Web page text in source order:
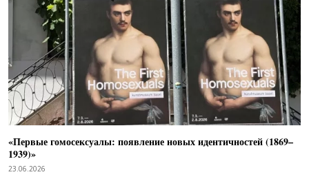
«Первые гомосексуалы: появление новых идентичностей (1869–
1939)»
23.06.2026